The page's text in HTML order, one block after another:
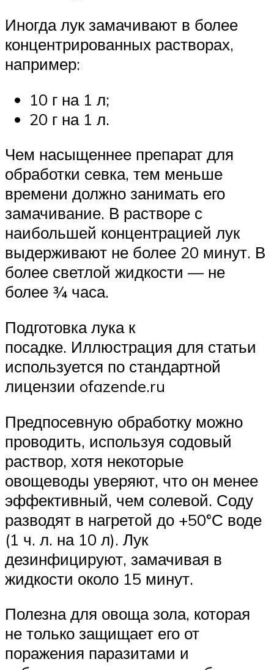
Иногда лук замачивают в более
концентрированных растворах,
например:
10 г на 1 л;
20 г на 1 л.
Чем насыщеннее препарат для
обработки севка, тем меньше
времени должно занимать его
замачивание. В растворе с
наибольшей концентрацией лук
выдерживают не более 20 минут. В
более светлой жидкости — не
более ¾ часа.
Подготовка лука к
посадке. Иллюстрация для статьи
используется по стандартной
лицензии ofazende.ru
Предпосевную обработку можно
проводить, используя содовый
раствор, хотя некоторые
овощеводы уверяют, что он менее
эффективный, чем солевой. Соду
разводят в нагретой до +50°С воде
(1 ч. л. на 10 л). Лук
дезинфицируют, замачивая в
жидкости около 15 минут.
Полезна для овоща зола, которая
не только защищает его от
поражения паразитами и